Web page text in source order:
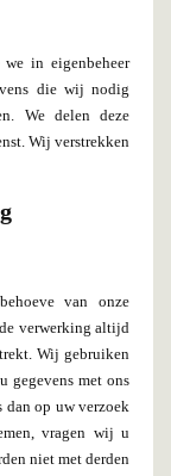
in eigenbeheer
die wij nodig
We delen deze
Wij verstrekken
van onze
verwerking altijd
Wij gebruiken
gegevens met ons
dan op uw verzoek
vragen wij u
niet met derden